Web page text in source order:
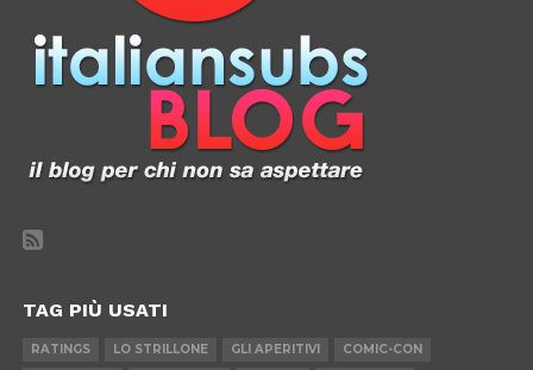
TAG PIÙ USATI
RATINGS LO STRILLONE GLI APERITIVI
COMIC-CON